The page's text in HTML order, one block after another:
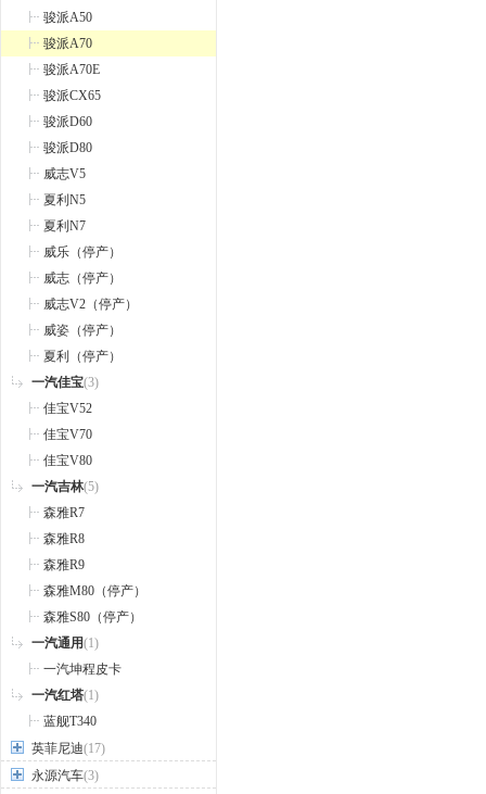
骏派A50
骏派A70
骏派A70E
骏派CX65
骏派D60
骏派D80
威志V5
夏利N5
夏利N7
威乐（停产）
威志（停产）
威志V2（停产）
威姿（停产）
夏利（停产）
一汽佳宝(3)
佳宝V52
佳宝V70
佳宝V80
一汽吉林(5)
森雅R7
森雅R8
森雅R9
森雅M80（停产）
森雅S80（停产）
一汽通用(1)
一汽坤程皮卡
一汽红塔(1)
蓝舰T340
英菲尼迪(17)
永源汽车(3)